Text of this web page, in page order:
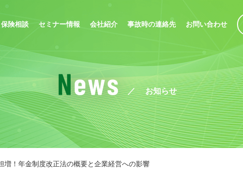
保険相談 セミナー情報 会社紹介 事故時の連絡先 お問い合わせ
お知らせ
増！年金制度改正法の概要と企業経営への影響